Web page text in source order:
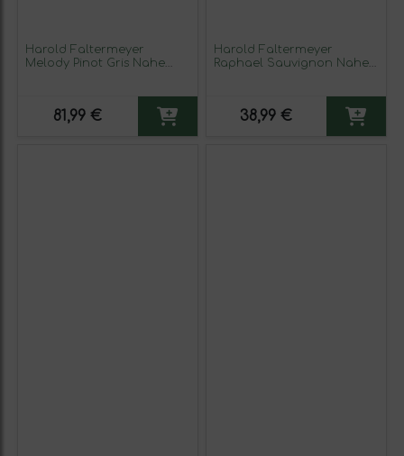
Harold Faltermeyer
Melody Pinot Gris Nahe
81,99 €
Harold Faltermeyer
Raphael Sauvignon Nahe
38,99 €